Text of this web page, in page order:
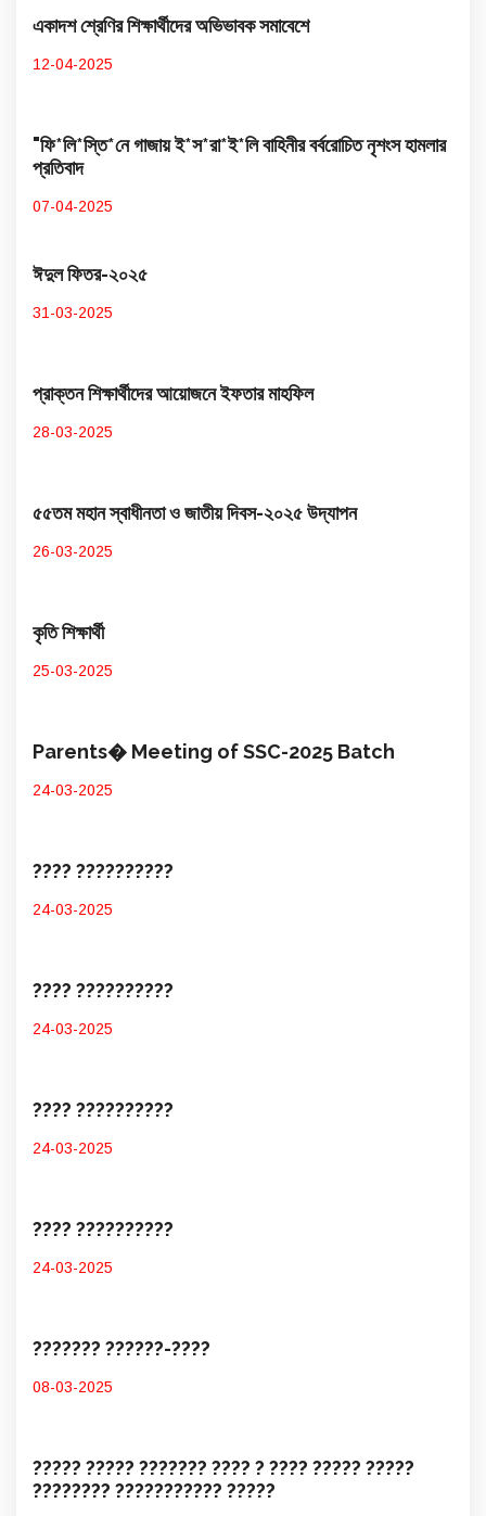
একাদশ শ্রেণির শিক্ষার্থীদের অভিভাবক সমাবেশে
12-04-2025
"ফি*লি*স্তি*নে গাজায় ই*স*রা*ই*লি বাহিনীর বর্বরোচিত নৃশংস হামলার
প্রতিবাদ
07-04-2025
ঈদুল ফিতর-২০২৫
31-03-2025
প্রাক্তন শিক্ষার্থীদের আয়োজনে ইফতার মাহফিল
28-03-2025
৫৫তম মহান স্বাধীনতা ও জাতীয় দিবস-২০২৫ উদ্​যাপন
26-03-2025
কৃতি শিক্ষার্থী
25-03-2025
Parents� Meeting of SSC-2025 Batch
24-03-2025
???? ??????????
24-03-2025
???? ??????????
24-03-2025
???? ??????????
24-03-2025
???? ??????????
24-03-2025
??????? ??????-????
08-03-2025
????? ????? ??????? ???? ? ???? ????? ?????
???????? ??????????? ?????